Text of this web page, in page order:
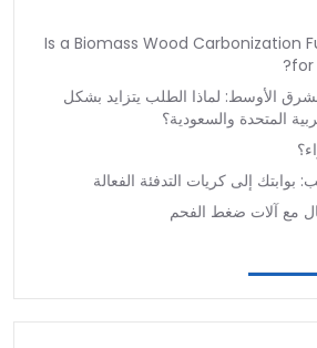
Is a Biomass Wood Carbonization
for
الأوسط: لماذا الطلب يتزايد بشكل
المتحدة والسعودية؟
إلى كريات التدفئة الفعالة
مع آلات ضغط الفحم